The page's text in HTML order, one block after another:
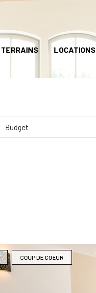
TERRAINS LOCATIONS
Budget
COUP DE COEUR